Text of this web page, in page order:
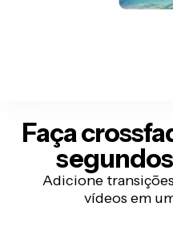
Faça
Adicione
vídeos em